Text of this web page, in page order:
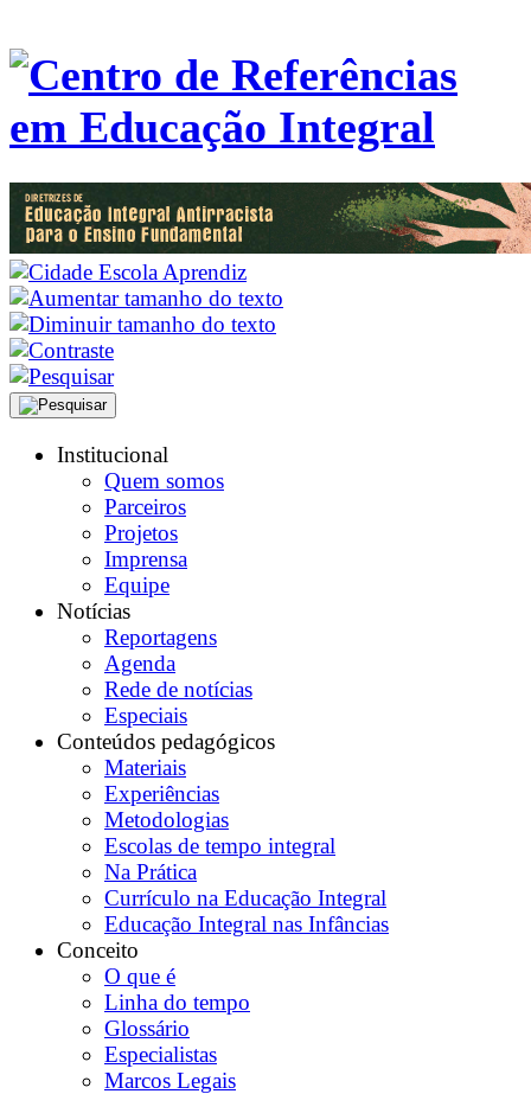
Institucional
Quem somos
Parceiros
Projetos
Imprensa
Equipe
Notícias
Reportagens
Agenda
Rede de notícias
Especiais
Conteúdos pedagógicos
Materiais
Experiências
Metodologias
Escolas de tempo integral
Na Prática
Currículo na Educação Integral
Educação Integral nas Infâncias
Conceito
O que é
Linha do tempo
Glossário
Especialistas
Marcos Legais